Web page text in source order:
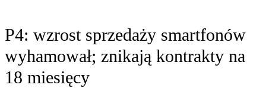
P4: wzrost sprzedaży smartfonów
wyhamował; znikają kontrakty na
18 miesięcy